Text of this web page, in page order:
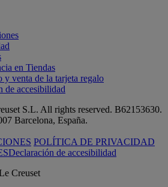
en Tiendas
y venta de la tarjeta regalo
de accesibilidad
S.L. All rights reserved. B62153630.
Barcelona, España.
POLÍTICA DE PRIVACIDAD
Declaración de accesibilidad
Creuset